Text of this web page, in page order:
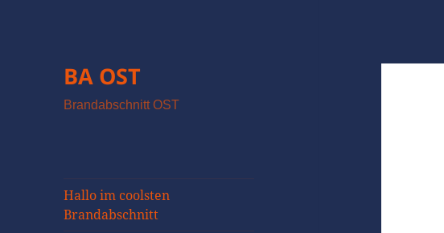
BA OST
Brandabschnitt OST
Hallo im coolsten
Brandabschnitt